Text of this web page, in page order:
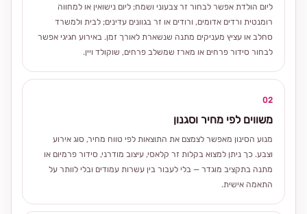
ליום הולדת אפשר לבחור זר צבעוני ושמח; ליום נישואין או למחווה
רומנטית ורדים אדומים, ורודים או זר בגוונים עדינים; לבית ולמשרד
סחלב או עציץ מעניקים מתנה שנשארת לאורך זמן. באירוע חגיגי אפשר
לבחור סידור פרחים או מארז שמשלב פרחים, שוקולד ויין.
02
משווים לפי מחיר וסגנון
מנוע הסינון מאפשר לצמצם את התוצאות לפי טווח מחיר, סוג אירוע
וצבע. כך ניתן למצוא בקלות זר קלאסי, עיצוב מודרני, סידור פרמיום או
מתנה בתקציב מוגדר — בלי לעבור בין עשרות עמודים ובלי לוותר על
התאמה אישית.